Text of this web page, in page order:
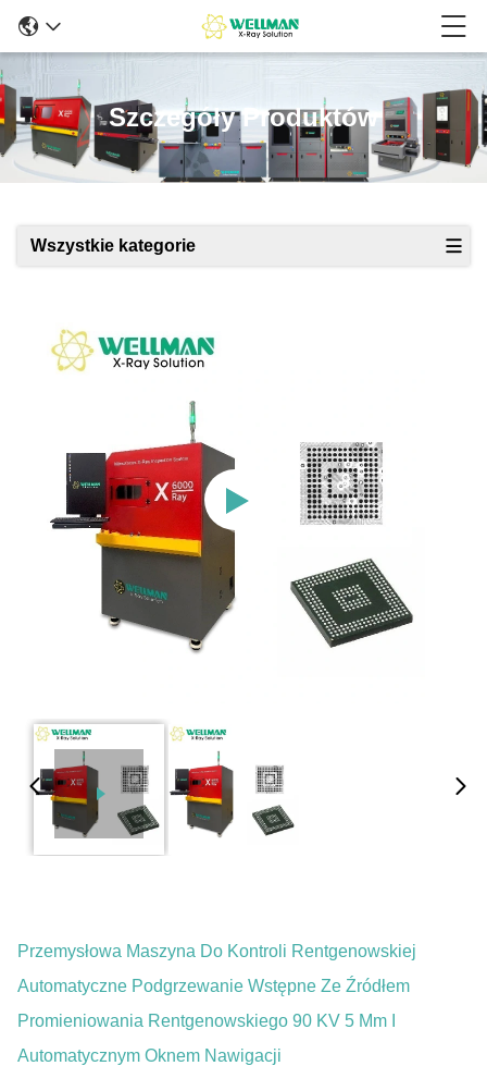
Szczegóły Produktów
Wszystkie kategorie
Przemysłowa Maszyna Do Kontroli Rentgenowskiej
Automatyczne Podgrzewanie Wstępne Ze Źródłem
Promieniowania Rentgenowskiego 90 KV 5 Μm I
Automatycznym Oknem Nawigacji